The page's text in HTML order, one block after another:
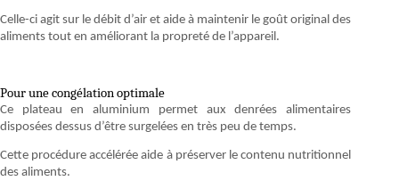
Celle-ci agit sur le débit d’air et aide à maintenir le goût original des
aliments tout en améliorant la propreté de l’appareil.
Pour une congélation optimale
Ce plateau en aluminium permet aux denrées alimentaires
disposées dessus d’être surgelées en très peu de temps.
Cette procédure accélérée aide à préserver le contenu nutritionnel
des aliments.